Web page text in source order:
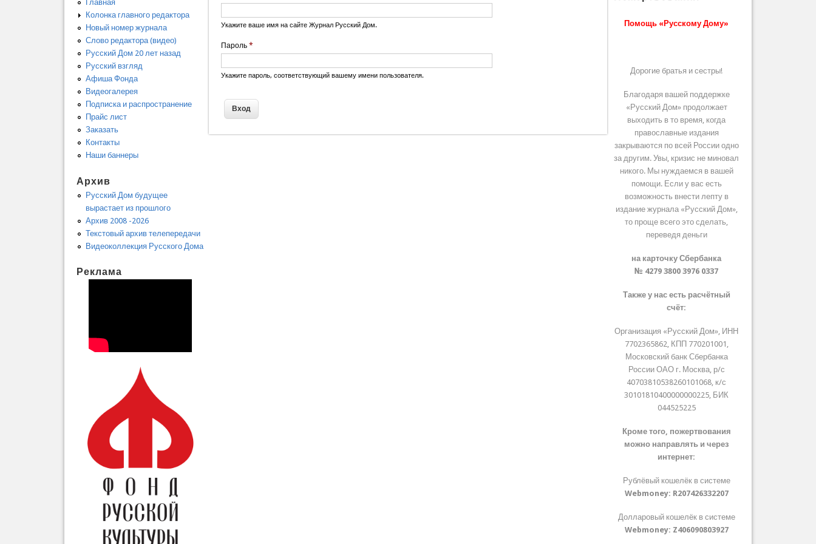
Укажите ваше имя на сайте Журнал Русский Дом.
Пароль*
Укажите пароль, соответствующий вашему имени пользователя.
Главная
Колонка главного редактора
Новый номер журнала
Слово редактора (видео)
Русский Дом 20 лет назад
Русский взгляд
Афиша Фонда
Видеогалерея
Подписка и распространение
Прайс лист
Заказать
Контакты
Наши баннеры
Архив
Русский Дом будущее
вырастает из прошлого
Архив 2008 -2026
Текстовый архив телепередачи
Видеоколлекция Русского Дома
Реклама
Помощь «Русскому Дому»
Дорогие братья и сестры!
Благодаря вашей поддержке
«Русский Дом» продолжает
выходить в то время, когда
православные издания
закрываются по всей России одно
за другим. Увы, кризис не миновал
никого. Мы нуждаемся в вашей
помощи. Если у вас есть
возможность внести лепту в
издание журнала «Русский Дом»,
то проще всего это сделать,
переведя деньги
на карточку Сбербанка
№ 4279 3800 3976 0337
Также у нас есть расчётный
счёт:
Организация «Русский Дом», ИНН
7702365862, КПП 770201001,
Московский банк Сбербанка
России ОАО г. Москва, р/с
40703810538260101068, к/с
30101810400000000225, БИК
044525225
Кроме того, пожертвования
можно направлять и через
интернет:
Рублёвый кошелёк в системе
Webmoney: R207426332207
Долларовый кошелёк в системе
Webmoney: Z406090803927